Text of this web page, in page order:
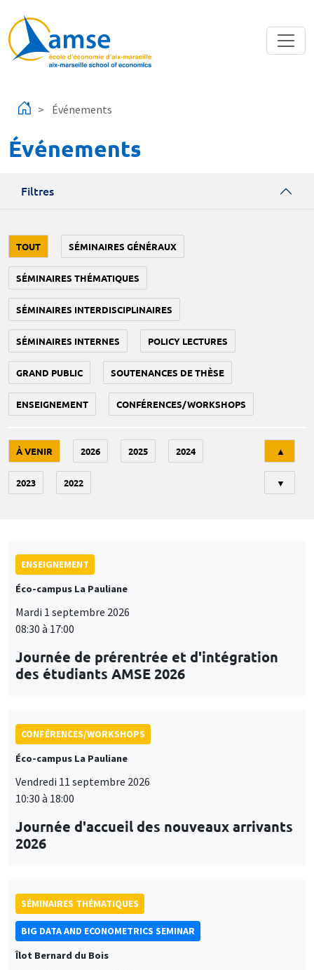
Événements
Événements
Filtres
TOUT SÉMINAIRES GÉNÉRAUX
SÉMINAIRES THÉMATIQUES
SÉMINAIRES INTERDISCIPLINAIRES
SÉMINAIRES INTERNES POLICY LECTURES
GRAND PUBLIC SOUTENANCES DE THÈSE
ENSEIGNEMENT CONFÉRENCES/WORKSHOPS
À VENIR 2026 2025 2024
2023 2022
▲
▼
ENSEIGNEMENT
Éco-campus La Pauliane
Mardi 1 septembre 2026
08:30 à 17:00
Journée de prérentrée et d'intégration
des étudiants AMSE 2026
CONFÉRENCES/WORKSHOPS
Éco-campus La Pauliane
Vendredi 11 septembre 2026
10:30 à 18:00
Journée d'accueil des nouveaux arrivants
2026
SÉMINAIRES THÉMATIQUES
BIG DATA AND ECONOMETRICS SEMINAR
Îlot Bernard du Bois